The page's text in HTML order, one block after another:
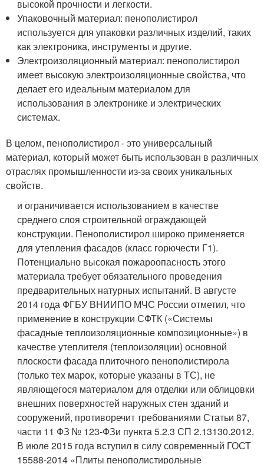
высокой прочности и легкости.
Упаковочный материал: пенополистирол
используется для упаковки различных изделий, таких
как электроника, инструменты и другие.
Электроизоляционный материал: пенополистирол
имеет высокую электроизоляционные свойства, что
делает его идеальным материалом для
использования в электронике и электрических
системах.
В целом, пенополистирол - это универсальный
материал, который может быть использован в различных
отраслях промышленности из-за своих уникальных
свойств.
и ограничивается использованием в качестве
среднего слоя строительной ограждающей
конструкции. Пенополистирол широко применяется
для утепления фасадов (класс горючести Г1).
Потенциально высокая пожароопасность этого
материала требует обязательного проведения
предварительных натурных испытаний. В августе
2014 года ФГБУ ВНИИПО МЧС России отметил, что
применение в конструкции СФТК («Системы
фасадные теплоизоляционные композиционные») в
качестве утеплителя (теплоизоляции) основной
плоскости фасада плиточного пенополистирола
(только тех марок, которые указаны в ТС), не
являющегося материалом для отделки или облицовки
внешних поверхностей наружных стен зданий и
сооружений, противоречит требованиями Статьи 87,
части 11 ФЗ № 123-ФЗи пункта 5.2.3 СП 2.13130.2012.
В июле 2015 года вступил в силу современный ГОСТ
15588-2014 «Плиты пенополистирольные